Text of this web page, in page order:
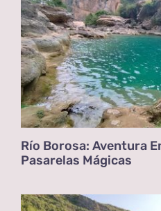
Río Borosa: Aventura
Pasarelas Mágicas